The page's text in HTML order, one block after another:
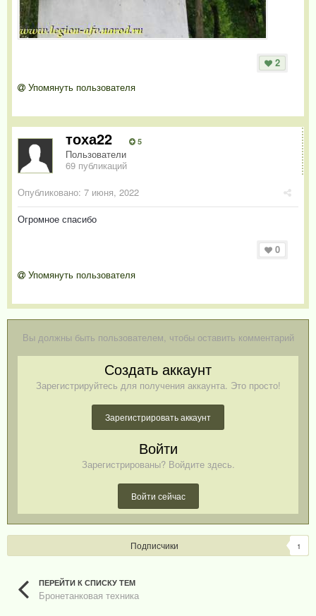
2
Упомянуть пользователя
тоха22 5
Пользователи
69 публикаций
Опубликовано: 7 июня, 2022
Огромное спасибо
0
Упомянуть пользователя
Вы должны быть пользователем, чтобы оставить комментарий
Создать аккаунт
Зарегистрируйтесь для получения аккаунта. Это просто!
Зарегистрировать аккаунт
Войти
Зарегистрированы? Войдите здесь.
Войти сейчас
Подписчики 1
ПЕРЕЙТИ К СПИСКУ ТЕМ
Бронетанковая техника